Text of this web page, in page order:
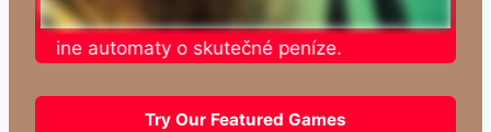
automaty o skutečné peníze.
Try Our Featured Games